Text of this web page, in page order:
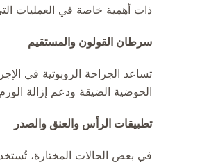
ذات أهمية خاصة في العمليات
سرطان القولون والمستقيم
تساعد الجراحة الروبوتية في
الحوضية الضيقة ودعم إزالة
تطبيقات الرأس والعنق والصدر
في بعض الحالات المختارة،